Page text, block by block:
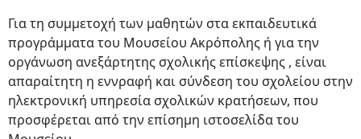
Για τη συμμετοχή των μαθητών στα εκπαιδευτικά
προγράμματα του Μουσείου Ακρόπολης ή για την
οργάνωση ανεξάρτητης σχολικής επίσκεψης , είναι
απαραίτητη η εννραφή και σύνδεση του σχολείου στην
ηλεκτρονική υπηρεσία σχολικών κρατήσεων, που
προσφέρεται από την επίσημη ιστοσελίδα του